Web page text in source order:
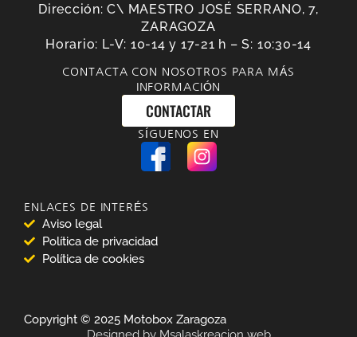
Dirección: C\ MAESTRO JOSÉ SERRANO, 7,
ZARAGOZA
Horario: L-V: 10-14 y 17-21 h – S: 10:30-14
CONTACTA CON NOSOTROS PARA MÁS
INFORMACIÓN
CONTACTAR
SÍGUENOS EN
ENLACES DE INTERÉS
Aviso legal
Política de privacidad
Política de cookies
Copyright © 2025 Motobox Zaragoza